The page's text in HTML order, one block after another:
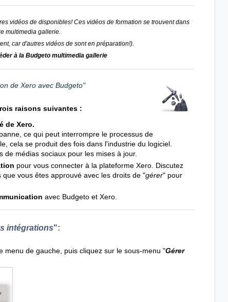
vidéos de disponibles! Ces vidéos de formation se trouvent dans
multimedia gallerie.
car d'autres vidéos de sont en préparation!).
à la Budgeto multimedia gallerie
de Xero avec Budgeto"
raisons suivantes :
de Xero.
ce qui peut interrompre le processus de
cela se produit des fois dans l'industrie du logiciel.
médias sociaux pour les mises à jour.
pour vous connecter à la plateforme Xero. Discutez
vous êtes approuvé avec les droits de "gérer" pour
avec Budgeto et Xero.
intégrations":
menu de gauche, puis cliquez sur le sous-menu "Gérer